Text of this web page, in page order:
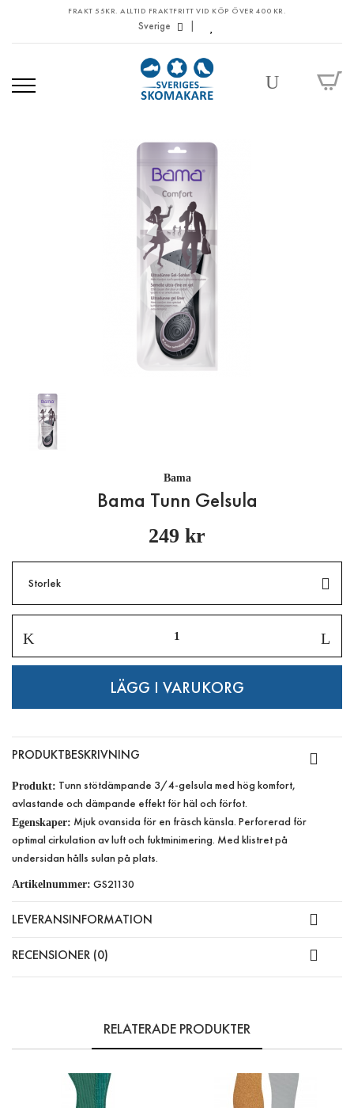
FRAKT 55KR. ALLTID FRAKTFRITT VID KÖP ÖVER 400 KR.
Sverige
Bama
Bama Tunn Gelsula
249 kr
PRODUKTBESKRIVNING
Produkt: Tunn stötdämpande 3/4-gelsula med hög komfort,
avlastande och dämpande effekt för häl och förfot.
Egenskaper: Mjuk ovansida för en fräsch känsla. Perforerad för
optimal cirkulation av luft och fuktminimering. Med klistret på
undersidan hålls sulan på plats.
Artikelnummer: GS21130
LEVERANSINFORMATION
RECENSIONER (0)
RELATERADE PRODUKTER